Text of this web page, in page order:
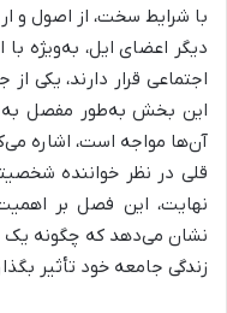
با شرایط سخت، از اصول
دیگر اعضای ایل، به‌ویژه
اجتماعی قرار دارند، یکی
این بخش به‌طور مفصل به
آن‌ها مواجه است، اشاره
قلی در نظر خواننده
نهایت، این فصل بر
نشان می‌دهد که چگونه یک
زندگی جامعه خود تأثیر